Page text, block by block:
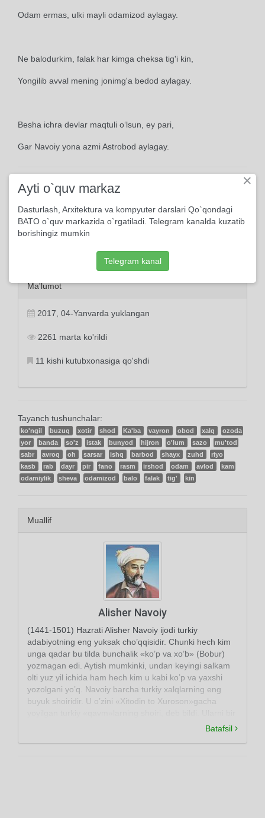
Odam ermas, ulki mayli odamizod aylagay.
Ne balodurkim, falak har kimga cheksa tig'i kin,
Yongilib avval mening jonimg'a bedod aylagay.
Besha ichra devlar maqtuli o‘lsun, ey pari,
Gar Navoiy yona azmi Astrobod aylagay.
Ma'lumot
2017, 04-Yanvarda yuklangan
2261 marta ko'rildi
11 kishi kutubxonasiga qo'shdi
Tayanch tushunchalar:
ko'ngil buzuq xotir shod Ka'ba vayron obod xalq
ozoda
yor
banda so'z istak bunyod hijron o'lum sazo
mu'tod
sabr
avroq oh sarsar ishq barbod shayx zuhd
riyo
kasb
rab dayr pir fano rasm irshod odam avlod
kam
odamiylik
sheva odamizod balo falak tig' kin
Muallif
Alisher Navoiy
(1441-1501) Hazrati Alisher Navoiy ijodi turkiy
adabiyotning eng yuksak cho’qqisidir. Chunki hech kim
unga qadar bu tilda bunchalik «ko’p va xo’b» (Bobur)
yozmagan edi. Aytish mumkinki, undan keyingi salkam
olti yuz yil ichida ham hech kim u kabi ko’p va yaxshi
yozolgani yo’q. Navoiy barcha turkiy xalqlarning eng
buyuk shoiridir. U o’zini «Xitodin to Xuroson»gacha
adabiy til bayrog’i ostida birlashtirdi -«yakqalam» qildi.
Batafsil
×
Ayti o`quv markaz
Dasturlash, Arxitektura va kompyuter darslari Qo`qondagi
BATO o`quv markazida o`rgatiladi. Telegram kanalda kuzatib
borishingiz mumkin
Telegram kanal